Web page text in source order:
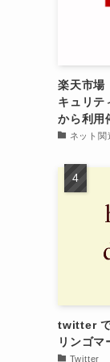
楽天市
キュリ
から利用
ネット関
twitter で
リンゴマ
Twitter